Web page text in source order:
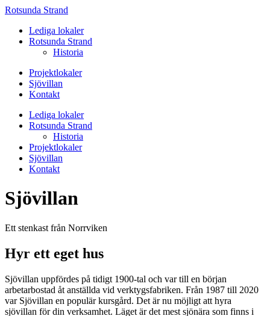
Rotsunda Strand
Lediga lokaler
Rotsunda Strand
Historia
Projektlokaler
Sjövillan
Kontakt
Lediga lokaler
Rotsunda Strand
Historia
Projektlokaler
Sjövillan
Kontakt
Sjövillan
Ett stenkast från Norrviken
Hyr ett eget hus
Sjövillan uppfördes på tidigt 1900-tal och var till en början
arbetarbostad åt anställda vid verktygsfabriken. Från 1987 till 2020
var Sjövillan en populär kursgård. Det är nu möjligt att hyra
sjövillan för din verksamhet. Läget är det mest sjönära som finns i